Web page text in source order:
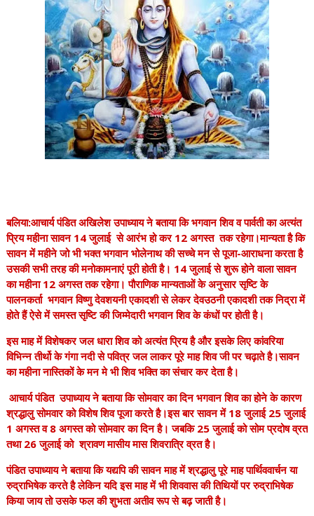
बलिया:आचार्य पंडित अखिलेश उपाध्याय ने बताया कि भगवान शिव व पार्वती का अत्यंत
प्रिय महीना सावन 14 जुलाई से आरंभ हो कर 12 अगस्त तक रहेगा।मान्यता है कि
सावन में महीने जो भी भक्त भगवान भोलेनाथ की सच्चे मन से पूजा-आराधना करता है
उसकी सभी तरह की मनोकामनाएं पूरी होती है। 14 जुलाई से शुरू होने वाला सावन
का महीना 12 अगस्त तक रहेगा। पौराणिक मान्यताओं के अनुसार सृष्टि के
पालनकर्ता भगवान विष्णु देवशयनी एकादशी से लेकर देवउठनी एकादशी तक निद्रा में
होते हैं ऐसे में समस्त सृष्टि की जिम्मेदारी भगवान शिव के कंधों पर होती है।
इस माह में विशेषकर जल धारा शिव को अत्यंत प्रिय है और इसके लिए कांवरिया
विभिन्न तीर्थो के गंगा नदी से पवित्र जल लाकर पूरे माह शिव जी पर चढ़ाते है।सावन
का महीना नास्तिकों के मन मे भी शिव भक्ति का संचार कर देता है।
आचार्य पंडित उपाध्याय ने बताया कि सोमवार का दिन भगवान शिव का होने के कारण
श्रद्धालु सोमवार को विशेष शिव पूजा करते है।इस बार सावन में 18 जुलाई 25 जुलाई
1 अगस्त व 8 अगस्त को सोमवार का दिन है। जबकि 25 जुलाई को सोम प्रदोष व्रत
तथा 26 जुलाई को श्रावण मासीय मास शिवरात्रि व्रत है।
पंडित उपाध्याय ने बताया कि यद्यपि की सावन माह में श्रद्धालु पूरे माह पार्थिववार्चन या
रुद्राभिषेक करते है लेकिन यदि इस माह में भी शिववास की तिथियों पर रुद्राभिषेक
किया जाय तो उसके फल की शुभता अतीव रूप से बढ़ जाती है।